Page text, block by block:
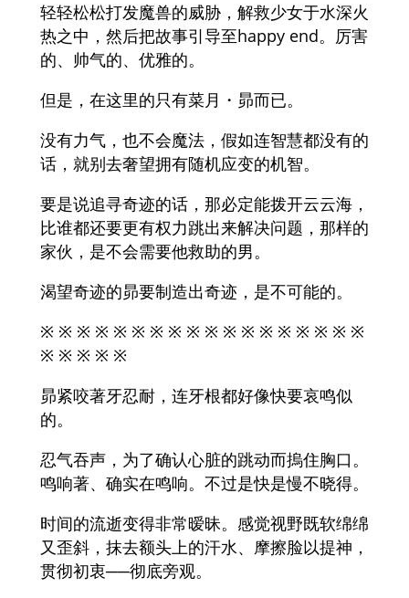
轻轻松松打发魔兽的威胁，解救少女于水深火
热之中，然后把故事引导至happy end。厉害
的、帅气的、优雅的。
但是，在这里的只有菜月・昴而已。
没有力气，也不会魔法，假如连智慧都没有的
话，就别去奢望拥有随机应变的机智。
要是说追寻奇迹的话，那必定能拨开云云海，
比谁都还要更有权力跳出来解决问题，那样的
家伙，是不会需要他救助的男。
渴望奇迹的昴要制造出奇迹，是不可能的。
※ ※ ※ ※ ※ ※ ※ ※ ※ ※ ※ ※ ※ ※ ※ ※ ※ ※
※ ※ ※ ※ ※
昴紧咬著牙忍耐，连牙根都好像快要哀鸣似
的。
忍气吞声，为了确认心脏的跳动而摀住胸口。
鸣响著、确实在鸣响。不过是快是慢不晓得。
时间的流逝变得非常暧昧。感觉视野既软绵绵
又歪斜，抹去额头上的汗水、摩擦脸以提神，
贯彻初衷──彻底旁观。